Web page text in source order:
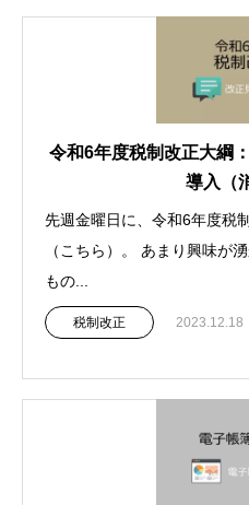
令和6年度税制改正大綱
導入（
先週金曜日に、令和6年度税
（こちら）。 あまり興味が
もの...
税制改正 2023.12.18